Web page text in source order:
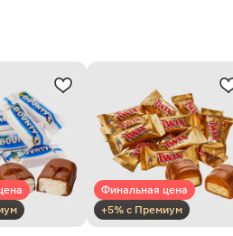
Финальная цена
+5% с Премиум